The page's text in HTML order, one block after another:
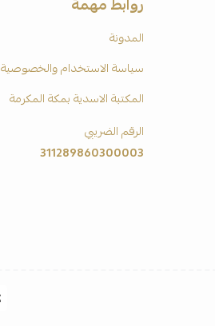
المدونة
سياسة الاستخدام والخصوصية
المكتبة الاسدية بمكة المكرمة
الرقم الضريبي
311289860300003